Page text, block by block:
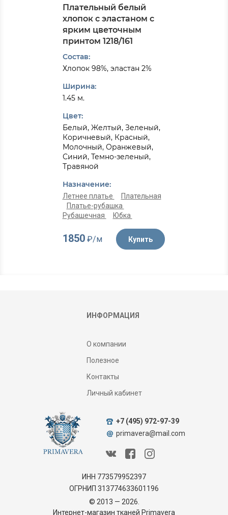
Плательный белый
хлопок с эластаном с
ярким цветочным
принтом 1218/161
Состав:
Хлопок 98%, эластан 2%
Ширина:
1.45 м.
Цвет:
Белый, Желтый, Зеленый,
Коричневый, Красный,
Молочный, Оранжевый,
Синий, Темно-зеленый,
Травяной
Назначение:
Летнее платье
Плательная
Платье-рубашка
Рубашечная
Юбка
1850₽/м Купить
ИНФОРМАЦИЯ
О компании
Полезное
Контакты
Личный кабинет
ИНН 773579952397
ОГРНИП 313774633601196
© 2013 — 2026.
Интернет-магазин тканей Primavera
+7 (495) 972-97-39
primavera@mail.com